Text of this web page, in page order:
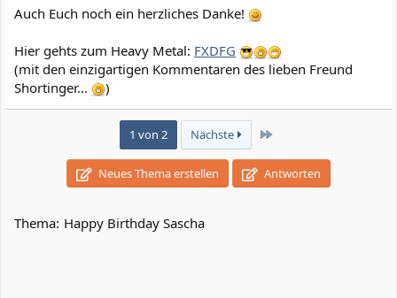
Auch Euch noch ein herzliches Danke!
Hier gehts zum Heavy Metal: FXDFG
(mit den einzigartigen Kommentaren des lieben Freund
Shortinger...
)
1 von 2 Nächste Letzte
Neues Thema erstellen Antworten
Thema: Happy Birthday Sascha